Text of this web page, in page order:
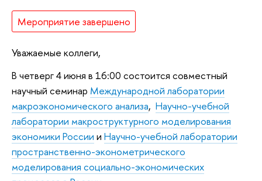
Мероприятие завершено
Уважаемые коллеги,
В четверг 4 июня в 16:00 состоится совместный
научный семинар Международной лаборатории
макроэкономического анализа, Научно-учебной
лаборатории макроструктурного моделирования
экономики России и Научно-учебной лаборатории
пространственно-эконометрического
моделирования социально-экономических